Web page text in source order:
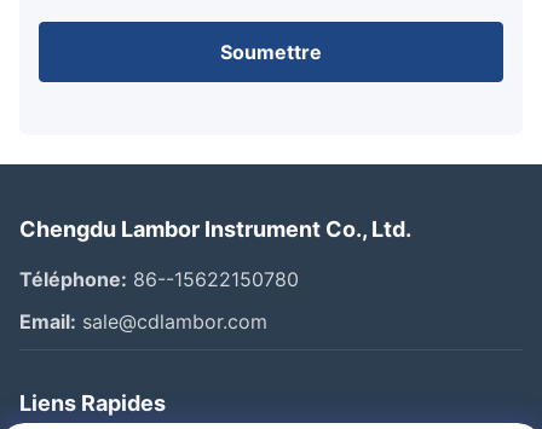
Soumettre
Chengdu Lambor Instrument Co., Ltd.
Téléphone: 86--15622150780
Email: sale@cdlambor.com
Liens Rapides